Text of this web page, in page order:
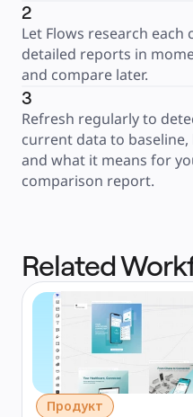
2
Let Flows research
detailed reports in
and compare later.
3
Refresh regularly to
current data to
and what it means for
comparison report.
Related
Продукт